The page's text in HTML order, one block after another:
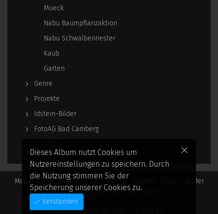
Mueck
Nabu Baumpflanzaktion
Nabu Schwalbennester
Kaub
Garten
Genre
Projekte
Idstein-Bilder
FotoAG Bad Camberg
Monatsbilder Themenalben Genre
Idstein-Bilder
FotoAG Bad Camberg Wichtiges
GEÄNDERT05.08.26, 17:01
Dieses Album nutzt Cookies um
Nutzereinstellungen zu speichern. Durch
die Nutzung stimmen Sie der
Speicherung unserer Cookies zu.
Verstanden